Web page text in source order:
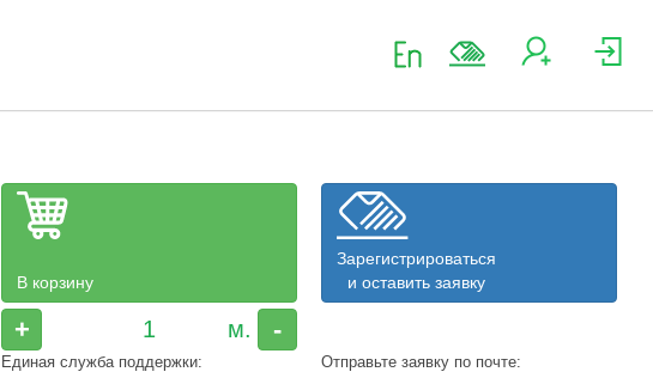
В корзину
+ -
Зарегистрироваться
и оставить заявку
Единая служба поддержки: Отправьте заявку по почте: